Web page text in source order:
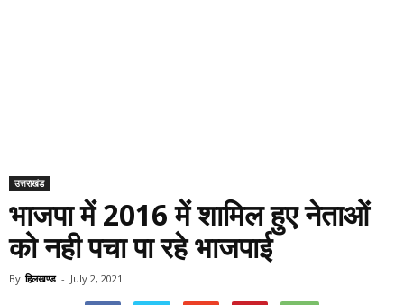
उत्तराखंड
भाजपा में 2016 में शामिल हुए नेताओं
को नही पचा पा रहे भाजपाई
By हिलखण्ड - July 2, 2021